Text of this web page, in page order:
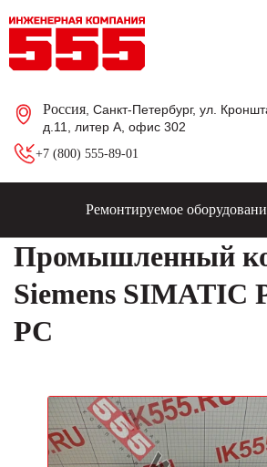
Россия , Санкт-Петербург, ул.
д.11, литер А, офис 302
+7 (800) 555-89-01
Ремонтируемое
Промышленный
Siemens SIMATIC
PC